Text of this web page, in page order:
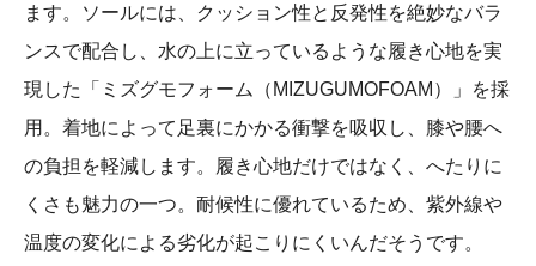
ます。ソールには、クッション性と反発性を絶妙なバラ
ンスで配合し、水の上に立っているような履き心地を実
現した「ミズグモフォーム（MIZUGUMOFOAM）」を採
用。着地によって足裏にかかる衝撃を吸収し、膝や腰へ
の負担を軽減します。履き心地だけではなく、へたりに
くさも魅力の一つ。耐候性に優れているため、紫外線や
温度の変化による劣化が起こりにくいんだそうです。